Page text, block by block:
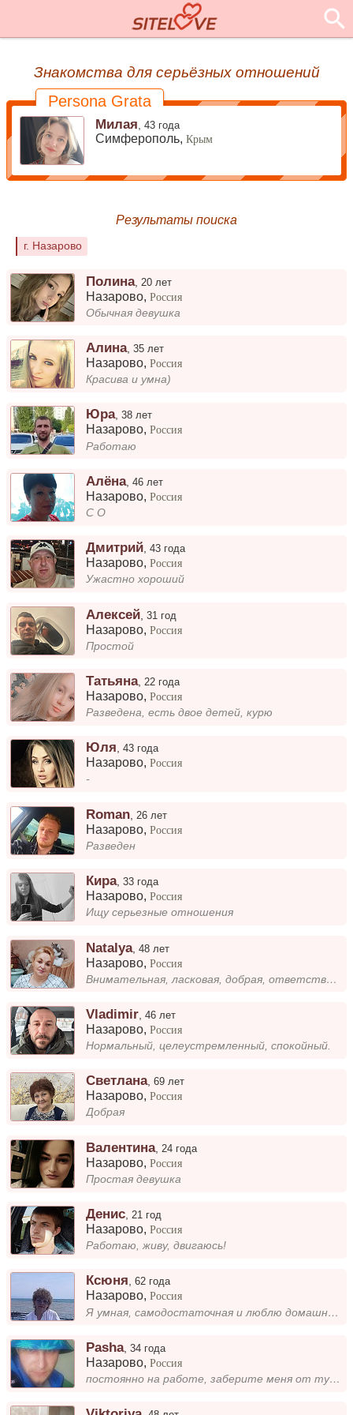
Знакомства для серьёзных отношений
Persona Grata
Милая ,43 года
Симферополь,Крым
Результаты поиска
г. Назарово
Полина, 20 лет
Назарово,Россия
Обычная девушка
Алина,35 лет
Назарово,Россия
Красива и умна)
Юра,38 лет
Назарово,Россия
Работаю
Алёна,46 лет
Назарово,Россия
С О
Дмитрий ,43 года
Назарово,Россия
Ужастно хороший
Алексей ,31 год
Назарово,Россия
Простой
Татьяна, 22 года
Назарово,Россия
Разведена, есть двое детей, курю
Юля,43 года
Назарово,Россия
-
Roman 26 лет
Назарово,Россия
Разведен
Кира,33 года
Назарово,Россия
Ищу серьезные отношения
Natalya,48 лет
Назарово,Россия
Внимательная, ласковая, добрая, ответственная.
Vladimir ,46 лет
Назарово,Россия
Нормальный, целеустремленный, спокойный.
Светлана,69 лет
Назарово,Россия
Добрая
Валентина, 24 года
Назарово,Россия
Простая девушка
Денис 21 год
Назарово,Россия
Работаю, живу, двигаюсь!
Ксюня,62 года
Назарово,Россия
Я умная, самодостаточная и люблю домашний уют. В свободное время предпочитаю книги, уютные вечера с чашкой чая и общение...
Pasha,34 года
Назарово,Россия
постоянно на работе, заберите меня от туда кто нибудь)